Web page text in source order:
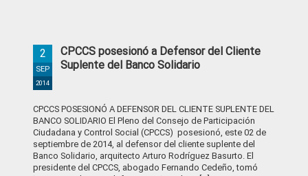
CPCCS posesionó a Defensor del Cliente
Suplente del Banco Solidario
2
SEP
2014
CPCCS POSESIONÓ A DEFENSOR DEL CLIENTE SUPLENTE DEL
BANCO SOLIDARIO El Pleno del Consejo de Participación
Ciudadana y Control Social (CPCCS) posesionó, este 02 de
septiembre de 2014, al defensor del cliente suplente del
Banco Solidario, arquitecto Arturo Rodríguez Basurto. El
presidente del CPCCS, abogado Fernando Cedeño, tomó